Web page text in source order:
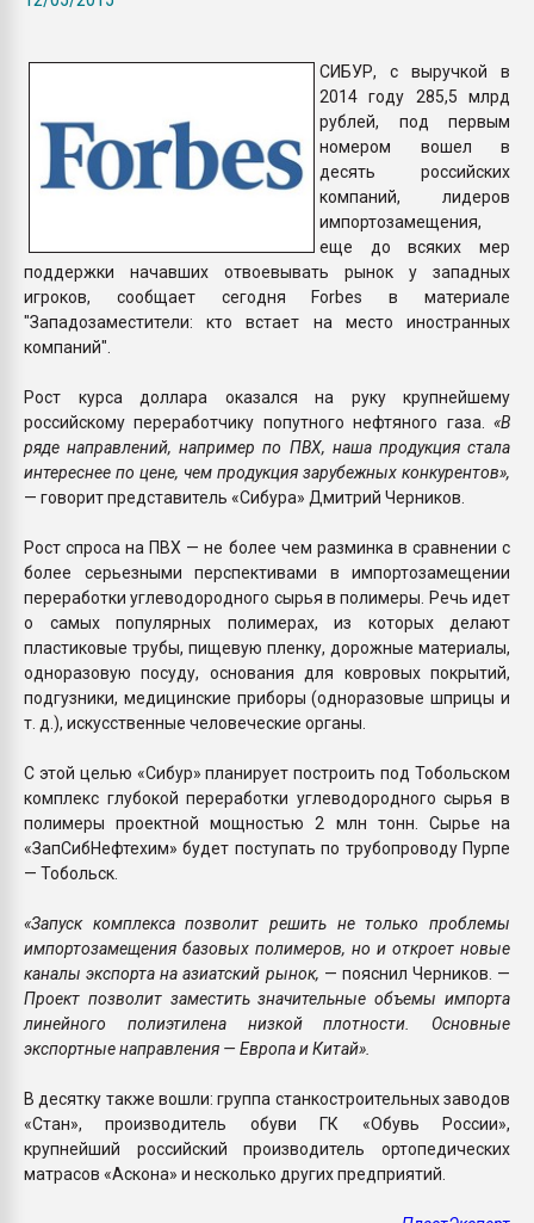
ПЕРЕЙТИ НА
СИБУР, с выручкой в
2014 году 285,5 млрд
рублей, под первым
номером вошел в
десять российских
компаний, лидеров
импортозамещения,
еще до всяких мер
поддержки начавших отвоевывать рынок у западных
игроков, сообщает сегодня Forbes в материале
"Западозаместители: кто встает на место иностранных
компаний".
Рост курса доллара оказался на руку крупнейшему
российскому переработчику попутного нефтяного газа.
«В
ряде направлений, например по ПВХ, наша продукция стала
интереснее по цене, чем продукция зарубежных конкурентов»,
— говорит представитель «Сибура» Дмитрий Черников.
Рост спроса на ПВХ — не более чем разминка в сравнении с
более серьезными перспективами в импортозамещении
переработки углеводородного сырья в полимеры. Речь идет
о самых популярных полимерах, из которых делают
пластиковые трубы, пищевую пленку, дорожные материалы,
одноразовую посуду, основания для ковровых покрытий,
подгузники, медицинские приборы (одноразовые шприцы и
т. д.), искусственные человеческие органы.
С этой целью «Сибур» планирует построить под Тобольском
комплекс глубокой переработки углеводородного сырья в
полимеры проектной мощностью 2 млн тонн. Сырье на
«ЗапСибНефтехим» будет поступать по трубопроводу Пурпе
— Тобольск.
«Запуск комплекса позволит решить не только проблемы
импортозамещения базовых полимеров, но и откроет новые
каналы экспорта на азиатский рынок, — пояснил Черников. —
Проект позволит заместить значительные объемы импорта
линейного полиэтилена низкой плотности. Основные
экспортные направления — Европа и Китай».
В десятку также вошли: группа станкостроительных заводов
«Стан», производитель обуви ГК «Обувь России»,
крупнейший российский производитель ортопедических
матрасов «Аскона» и несколько других предприятий.